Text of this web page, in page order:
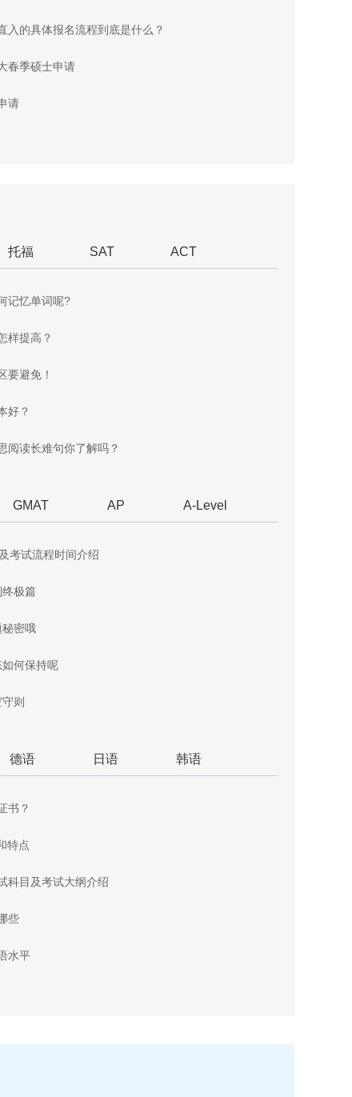
入的具体报名流程到底是什么？
春季硕士申请
请
托福 SAT ACT
记忆单词呢?
样提高？
要避免！
好？
阅读长难句你了解吗？
GMAT AP A-Level
考试流程时间介绍
极篇
密哦
何保持呢
则
德语 日语 韩语
书？
特点
科目及考试大纲介绍
些
水平